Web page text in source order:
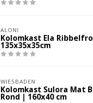
ALONI
Kolomkast Ela
135x35x35cm
WIESBADEN
Kolomkast Sulora Mat
Rond | 160x40 cm